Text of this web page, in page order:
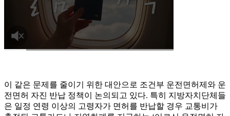
이 같은 문제를 줄이기 위한 대안으로 조건부 운전면허제와 운
전면허 자진 반납 정책이 논의되고 있다. 특히 지방자치단체들
은 일정 연령 이상의 고령자가 면허를 반납할 경우 교통비가